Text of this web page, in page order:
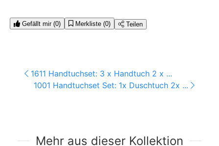
Gefällt mir (0) Merkliste (0) Teilen
1611 Handtuchset: 3 x Handtuch 2 x ...
1001 Handtuchset Set: 1x Duschtuch 2x ...
Mehr aus dieser Kollektion